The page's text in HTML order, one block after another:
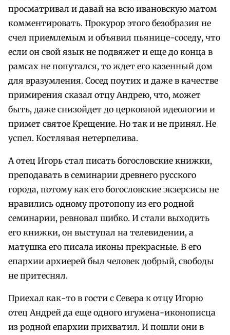
просматривал и давай на всю ивановскую матом
комментировать. Прокурор этого безобразия не
счел приемлемым и объявил пьянице-соседу, что
если он свой язык не подвяжет и еще до конца в
рамсах не попутался, то ждет его казенный дом
для вразумления. Сосед поутих и даже в качестве
примирения сказал отцу Андрею, что, может
быть, даже снизойдет до церковной идеологии и
примет святое Крещение. Но так и не принял. Не
успел. Костлявая нетерпелива.
А отец Игорь стал писать богословские книжки,
преподавать в семинарии древнего русского
города, потому как его богословские экзерсисы не
нравились одному протопопу из его родной
семинарии, ревновал шибко. И стали выходить
его книжки, он выступал на телевидении, а
матушка его писала иконы прекрасные. В его
епархии архиерей был человек добрый, свободы
не притеснял.
Приехал как-то в гости с Севера к отцу Игорю
отец Андрей да еще одного игумена-иконописца
из родной епархии прихватил. И пошли они в